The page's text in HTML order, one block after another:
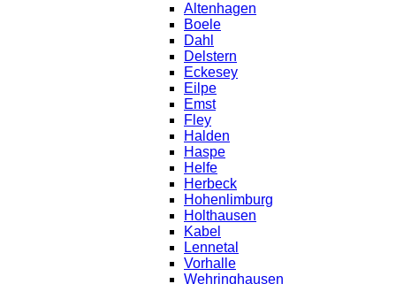
Altenhagen
Boele
Dahl
Delstern
Eckesey
Eilpe
Emst
Fley
Halden
Haspe
Helfe
Herbeck
Hohenlimburg
Holthausen
Kabel
Lennetal
Vorhalle
Wehringhausen